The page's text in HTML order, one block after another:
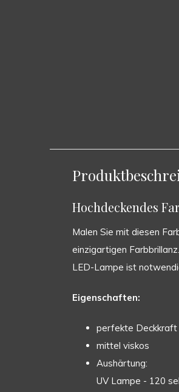
Hochdeckendes
Malen Sie mit diesen
einzigartigen
LED-Lampe ist
Eigenschaften:
perfekte Deckkraft
mittel viskos
Aushärtung:
UV Lampe - 120